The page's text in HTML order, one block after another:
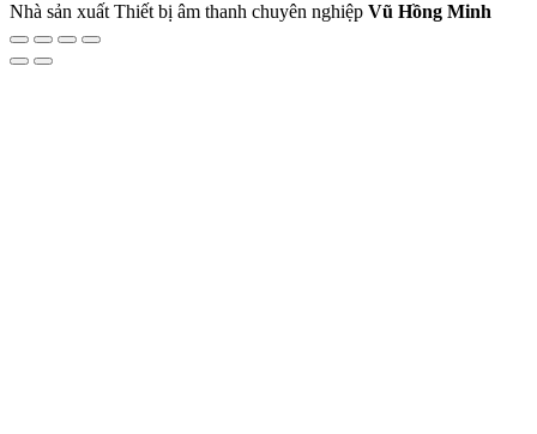
Nhà sản xuất Thiết bị âm thanh chuyên nghiệp Vũ Hồng Minh